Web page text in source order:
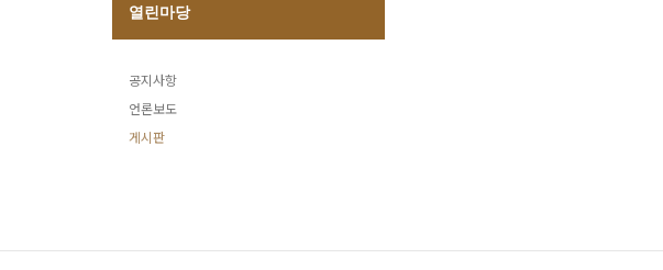
열린마당
공지사항
언론보도
게시판